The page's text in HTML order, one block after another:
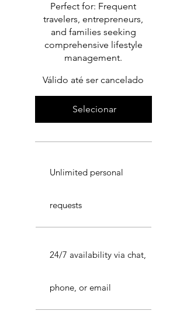
Perfect for: Frequent
travelers, entrepreneurs,
and families seeking
comprehensive lifestyle
management.
Válido até ser cancelado
Selecionar
Unlimited personal
requests
24/7 availability via chat,
phone, or email